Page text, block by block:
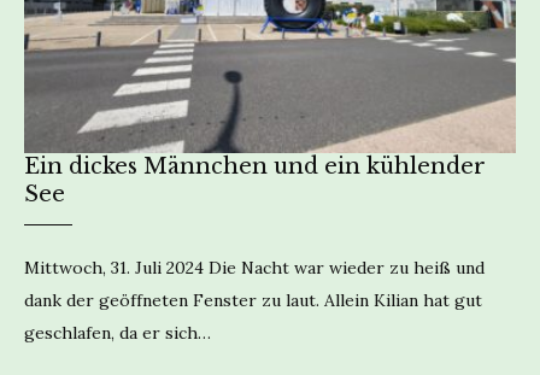
Ein dickes Männchen und ein kühlender
See
Mittwoch, 31. Juli 2024 Die Nacht war wieder zu heiß und
dank der geöffneten Fenster zu laut. Allein Kilian hat gut
geschlafen, da er sich…